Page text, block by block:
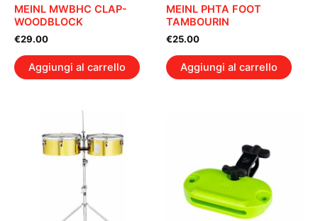
MEINL MWBHC CLAP-
WOODBLOCK
€29.00
Aggiungi al carrello
MEINL PHTA FOOT
TAMBOURIN
€25.00
Aggiungi al carrello